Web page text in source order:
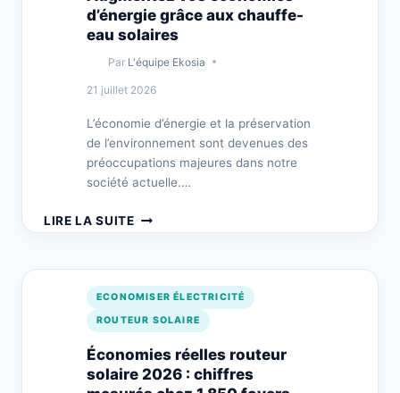
INCITATIONS
À
L’AUTOCONSOMMATION
d’énergie grâce aux chauffe-
eau solaires
Par L'équipe Ekosia
21 juillet 2026
L’économie d’énergie et la préservation
de l’environnement sont devenues des
préoccupations majeures dans notre
société actuelle.…
LIRE LA SUITEAUGMENTEZ
VOS
D’ÉNERGIE
GRÂCE
EAU
SOLAIRES
ECONOMISER ÉLECTRICITÉ
ROUTEUR SOLAIRE
Économies réelles routeur
solaire 2026 : chiffres